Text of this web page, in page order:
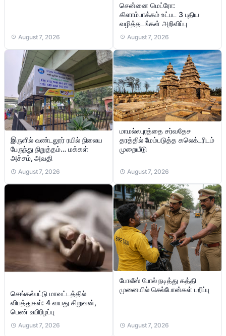
August 7, 2026
சென்னை மெட்ரோ:
கிளாம்பாக்கம் உட்பட 3 புதிய
வழித்தடங்கள் அறிவிப்பு
August 7, 2026
இருளில் வண்டலூர் ரயில் நிலைய
பேருந்து நிறுத்தம்… மக்கள்
அச்சம், அவதி
August 7, 2026
மாமல்லபுரத்தை சர்வதேச
தரத்தில் மேம்படுத்த கலெக்டரிடம்
முறையீடு
August 7, 2026
செங்கல்பட்டு மாவட்டத்தில்
விபத்துகள்: 4 வயது சிறுவன்,
பெண் உயிரிழப்பு
August 7, 2026
போலீஸ் போல் நடித்து கத்தி
முனையில் செல்போன்கள் பறிப்பு
August 7, 2026